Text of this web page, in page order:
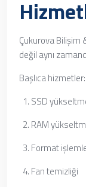
Çukurova Bilişim
değil aynı
Başlıca hizmetler:
SSD
RAM
Format
Fan temizliği